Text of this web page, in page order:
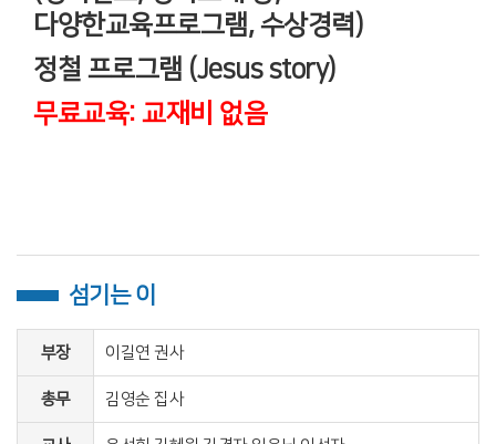
다양한교육프로그램,수상경력 )
정철 프로그램 (Jesus story)
무료교육: 교재비 없음
섬기는 이
부장 이길연 권사
총무 김영순 집사